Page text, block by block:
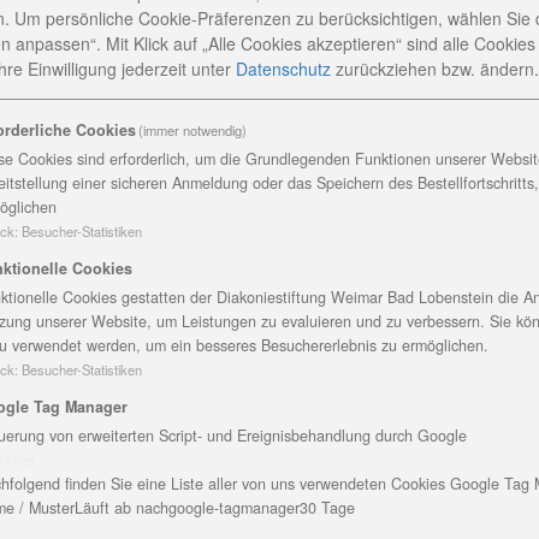
das Team zu führen. Ich musste schon eine
dass ich so besser helfen kann, als in einer Arztpraxis
die Weiterbildung zur Pflegedienstleitung absolviert und
Tannroda, NordKreis und der ökumenischen
waren glücklich in eine größere Einheit zu
uns schließlich gut zusammen gefunden“, sagt
seit 30 Jahren dabei. Sie hat in der Hauswirtschaft
auch Frau König hat Dr. Klaus Scholtissek,
und mit Blumen herzlich gedankt.
Sozialdienst Thüringen gehört, begeht nicht
es ist der größte weit und breit. Aktuell sind 208
dem Weimarer Land unterwegs. Es werden derzeit
täglich angefahren, andere nur einmal pro
in Kraft treten der Pflegeversicherung kamen
wie Botengänge und Mittagessenversorgung
neue Herausforderungen“, sagt Frau König.
Um persönliche Cookie-Präferenzen zu berücksichtigen, wählen Sie
anpassen“. Mit Klick auf „Alle Cookies akzeptieren“ sind alle
Einwilligung jederzeit unter Datenschutz zurückziehen bzw. ändern.
Cookies(immer notwendig)
Cookies sind erforderlich, um die Grundlegenden Funktionen unserer
einer sicheren Anmeldung oder das Speichern des
: Besucher-Statistiken
Cookies
Cookies gestatten der Diakoniestiftung Weimar Bad Lobenstein die
unserer Website, um Leistungen zu evaluieren und zu verbessern. Sie
verwendet werden, um ein besseres Besuchererlebnis zu ermöglichen.
: Besucher-Statistiken
Tag Manager
von erweiterten Script- und Ereignisbehandlung durch Google
finden Sie eine Liste aller von uns verwendeten Cookies Google Tag
/ MusterLäuft ab nachgoogle-tagmanager30 Tage